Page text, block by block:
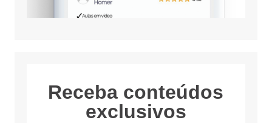
Receba conteúdos
exclusivos